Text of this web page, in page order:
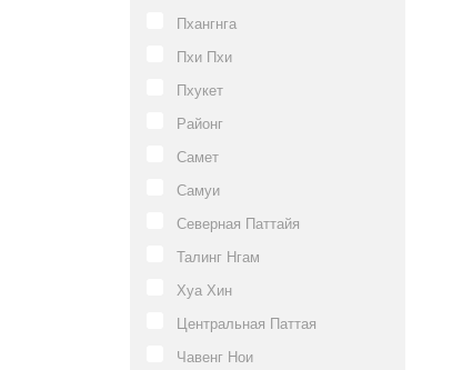
Пхангнга
Пхи Пхи
Пхукет
Районг
Самет
Самуи
Северная Паттайя
Талинг Нгам
Хуа Хин
Центральная Паттая
Чавенг Нои